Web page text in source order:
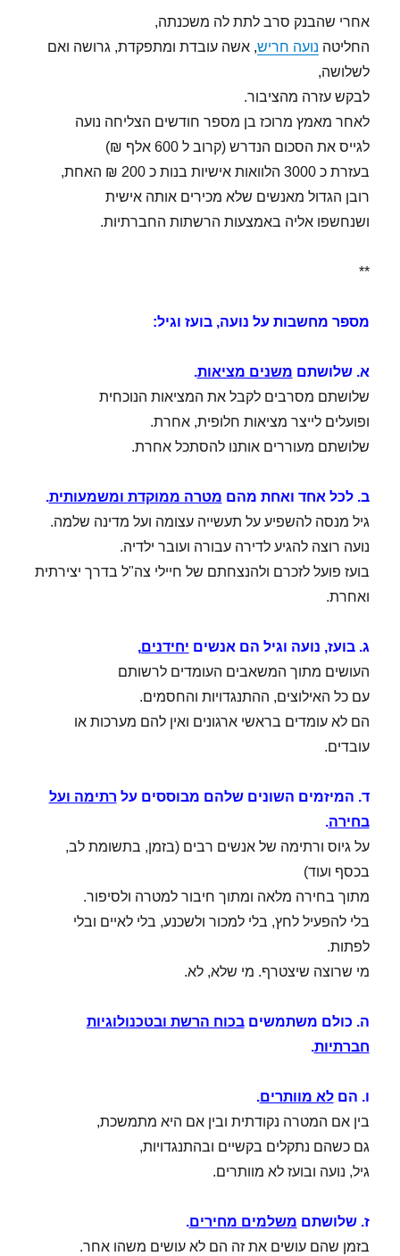
אחרי שהבנק סרב לתת לה משכנתה,
החליטה נועה חריש, אשה עובדת ומתפקדת, גרושה ואם
לשלושה,
לבקש עזרה מהציבור.
לאחר מאמץ מרוכז בן מספר חודשים הצליחה נועה
לגייס את הסכום הנדרש (קרוב ל 600 אלף ₪)
בעזרת כ 3000 הלוואות אישיות בנות כ 200 ₪ האחת,
רובן הגדול מאנשים שלא מכירים אותה אישית
ושנחשפו אליה באמצעות הרשתות החברתיות.
**
מספר מחשבות על נועה, בועז וגיל:
א. שלושתם משנים מציאות.
שלושתם מסרבים לקבל את המציאות הנוכחית
ופועלים לייצר מציאות חלופית, אחרת.
שלושתם מעוררים אותנו להסתכל אחרת.
ב. לכל אחד ואחת מהם מטרה ממוקדת ומשמעותית.
גיל מנסה להשפיע על תעשייה עצומה ועל מדינה שלמה.
נועה רוצה להגיע לדירה עבורה ועובר ילדיה.
בועז פועל לזכרם ולהנצחתם של חיילי צה"ל בדרך יצירתית
ואחרת.
ג. בועז, נועה וגיל הם אנשים יחידנים,
העושים מתוך המשאבים העומדים לרשותם
עם כל האילוצים, ההתנגדויות והחסמים.
הם לא עומדים בראשי ארגונים ואין להם מערכות או
עובדים.
ד. המיזמים השונים שלהם מבוססים על רתימה ועל
בחירה.
על גיוס ורתימה של אנשים רבים (בזמן, בתשומת לב,
בכסף ועוד)
מתוך בחירה מלאה ומתוך חיבור למטרה ולסיפור.
בלי להפעיל לחץ, בלי למכור ולשכנע, בלי לאיים ובלי
לפתות.
מי שרוצה שיצטרף. מי שלא, לא.
ה. כולם משתמשיםבכוח הרשת ובטכנולוגיות
חברתיות.
ו. הםלא מוותרים.
בין אם המטרה נקודתית ובין אם היא מתמשכת,
גם כשהם נתקלים בקשיים ובהתנגדויות,
גיל, נועה ובועז לא מוותרים.
ז. שלושתם משלמים מחירים.
בזמן שהם עושים את זה הם לא עושים משהו אחר.